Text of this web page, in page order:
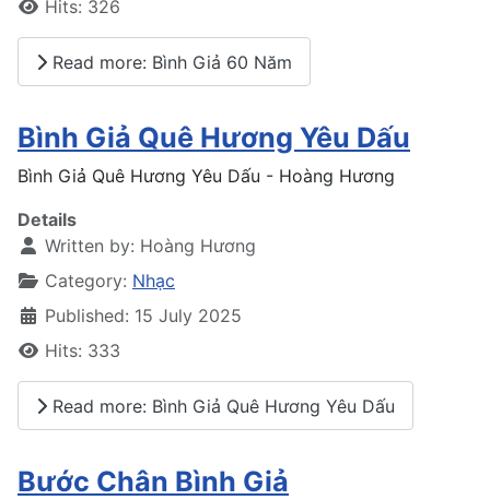
Hits: 326
Read more: Bình Giả 60 Năm
Bình Giả Quê Hương Yêu Dấu
Bình Giả Quê Hương Yêu Dấu - Hoàng Hương
Details
Written by: Hoàng Hương
Category: Nhạc
Published: 15 July 2025
Hits: 333
Read more: Bình Giả Quê Hương Yêu Dấu
Bước Chân Bình Giả